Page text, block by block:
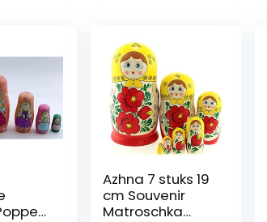
Azhna 7 stuks 19
cm Souvenir
Matroschka